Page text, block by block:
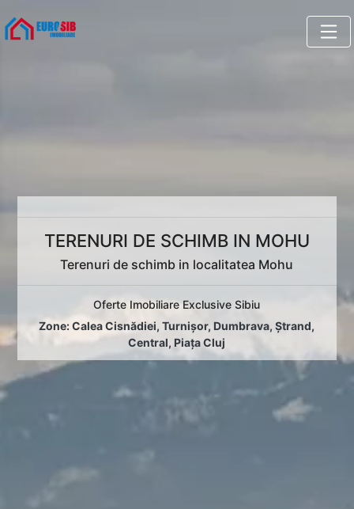
TERENURI DE SCHIMB IN MOHU
Terenuri de schimb in localitatea Mohu
Oferte Imobiliare Exclusive Sibiu
Zone:Calea Cisnădiei,Turnișor, Dumbrava,Ștrand,
Central,Piața Cluj